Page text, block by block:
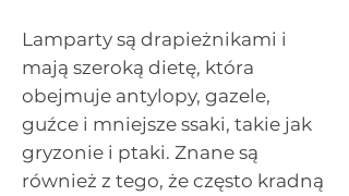
Lamparty są drapieżnikami i
mają szeroką dietę, która
obejmuje antylopy, gazele,
guźce i mniejsze ssaki, takie jak
gryzonie i ptaki. Znane są
również z tego, że często kradną